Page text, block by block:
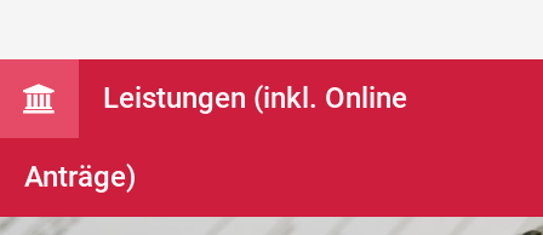
Leistungen (inkl. Online
Anträge)